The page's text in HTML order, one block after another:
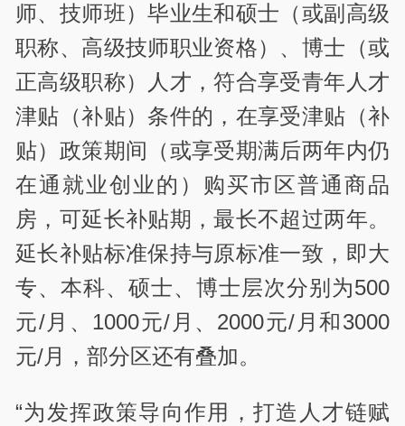
师、技师班）毕业生和硕士（或副高级
职称、高级技师职业资格）、博士（或
正高级职称）人才，符合享受青年人才
津贴（补贴）条件的，在享受津贴（补
贴）政策期间（或享受期满后两年内仍
在通就业创业的）购买市区普通商品
房，可延长补贴期，最长不超过两年。
延长补贴标准保持与原标准一致，即大
专、本科、硕士、博士层次分别为500
元/月、1000元/月、2000元/月和3000
元/月，部分区还有叠加。
“为发挥政策导向作用，打造人才链赋